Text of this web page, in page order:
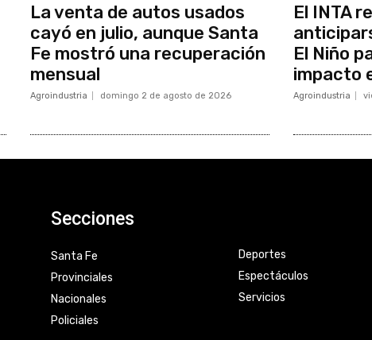
La venta de autos usados
cayó en julio, aunque Santa
Fe mostró una recuperación
mensual
Agroindustria domingo 2 de agosto de 2026
El INTA
El Niño
impacto
Agroindustria
Secciones
Santa Fe
Provinciales
Nacionales
Policiales
Deportes
Espectáculos
Servicios